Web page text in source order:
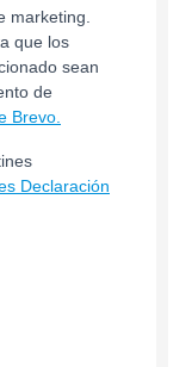
marketing.
que los
sean
de
Brevo.
Declaración